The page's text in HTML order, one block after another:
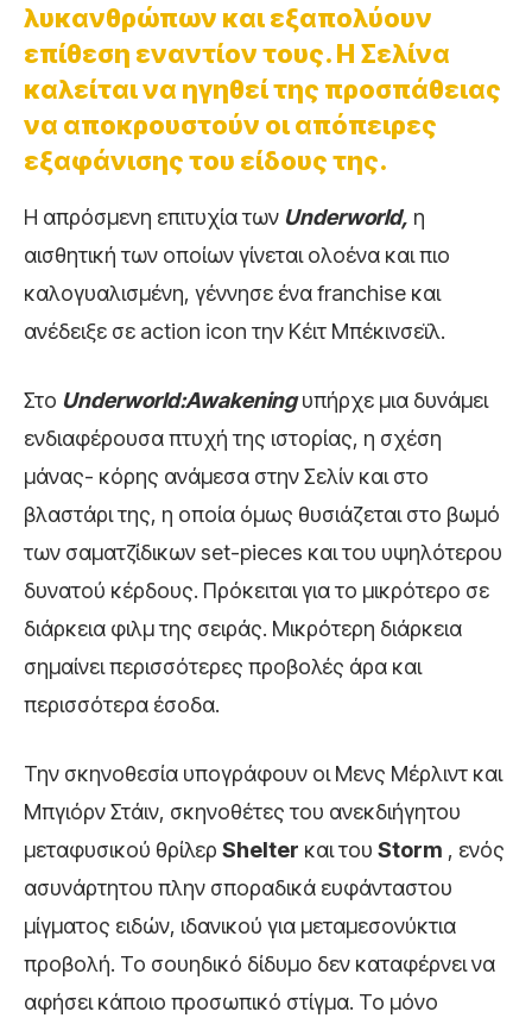
λυκανθρώπων και εξαπολύουν
επίθεση εναντίον τους. Η Σελίνα
καλείται να ηγηθεί της προσπάθειας
να αποκρουστούν οι απόπειρες
εξαφάνισης του είδους της.
Η απρόσμενη επιτυχία των Underworld, η
αισθητική των οποίων γίνεται ολοένα και πιο
καλογυαλισμένη, γέννησε ένα franchise και
ανέδειξε σε action icon την Κέιτ Μπέκινσεϊλ.
Στο Underworld:Awakeningυπήρχε μια δυνάμει
ενδιαφέρουσα πτυχή της ιστορίας, η σχέση
μάνας- κόρης ανάμεσα στην Σελίν και στο
βλαστάρι της, η οποία όμως θυσιάζεται στο βωμό
των σαματζίδικων set-pieces και του υψηλότερου
δυνατού κέρδους. Πρόκειται για το μικρότερο σε
διάρκεια φιλμ της σειράς. Μικρότερη διάρκεια
σημαίνει περισσότερες προβολές άρα και
περισσότερα έσοδα.
Την σκηνοθεσία υπογράφουν οι Μενς Μέρλιντ και
Μπγιόρν Στάιν, σκηνοθέτες του ανεκδιήγητου
μεταφυσικού θρίλερ Shelter και του Storm , ενός
ασυνάρτητου πλην σποραδικά ευφάνταστου
μίγματος ειδών, ιδανικού για μεταμεσονύκτια
προβολή. Το σουηδικό δίδυμο δεν καταφέρνει να
αφήσει κάποιο προσωπικό στίγμα. Το μόνο